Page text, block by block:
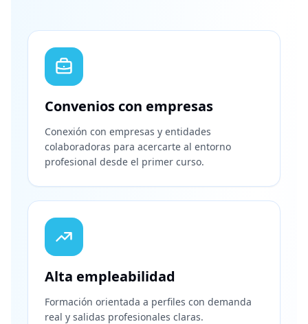
Convenios con empresas
Conexión con empresas y entidades
colaboradoras para acercarte al entorno
profesional desde el primer curso.
Alta empleabilidad
Formación orientada a perfiles con demanda
real y salidas profesionales claras.